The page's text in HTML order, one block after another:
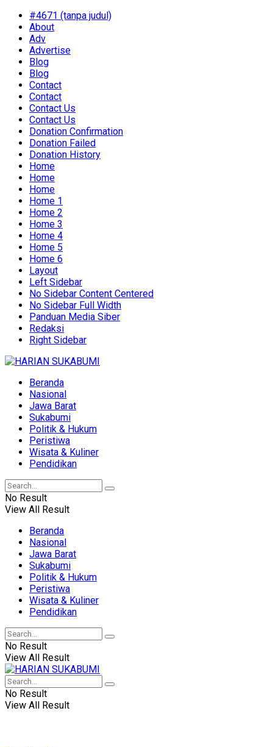
#4671 (tanpa judul)
About
Adv
Advertise
Blog
Blog
Contact
Contact
Contact Us
Contact Us
Donation Confirmation
Donation Failed
Donation History
Home
Home
Home
Home 1
Home 2
Home 3
Home 4
Home 5
Home 6
Layout
Left Sidebar
No Sidebar Content Centered
No Sidebar Full Width
Panduan Media Siber
Redaksi
Right Sidebar
Beranda
Nasional
Jawa Barat
Sukabumi
Politik & Hukum
Peristiwa
Wisata & Kuliner
Pendidikan
No Result
View All Result
Beranda
Nasional
Jawa Barat
Sukabumi
Politik & Hukum
Peristiwa
Wisata & Kuliner
Pendidikan
No Result
View All Result
No Result
View All Result